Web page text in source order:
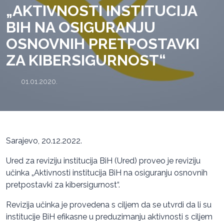
„AKTIVNOSTI INSTITUCIJA
BIH NA OSIGURANJU
OSNOVNIH PRETPOSTAVKI
ZA KIBERSIGURNOST“
01.01.2020.
Sarajevo, 20.12.2022.
Ured za reviziju institucija BiH (Ured) proveo je reviziju
učinka „Aktivnosti institucija BiH na osiguranju osnovnih
pretpostavki za kibersigurnost“.
Revizija učinka je provedena s ciljem da se utvrdi da li su
institucije BiH efikasne u preduzimanju aktivnosti s ciljem